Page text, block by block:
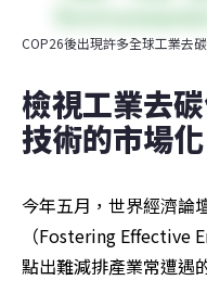
COP26後出現許多全球工業去
檢視工業去
技術的市場化
今年五月，世界經濟論
（Fostering Effective
點出難減排產業常遭遇